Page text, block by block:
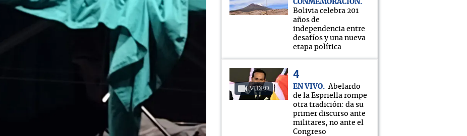
CONMEMORACIÓN
Bolivia celebra 201
años de
independencia entre
desafíos y una nueva
etapa política
VIDEO EN VIVO
Abelardo
de la Espriella rompe
otra tradición: da su
primer discurso ante
militares, no ante el
Congreso